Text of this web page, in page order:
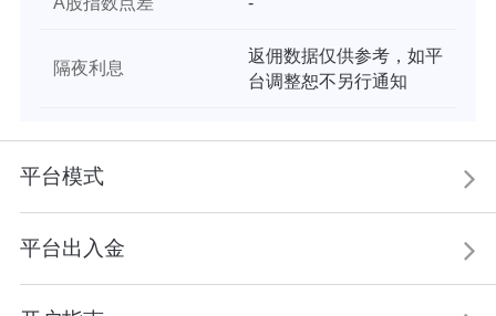
隔夜利息
返佣数据仅供参考，如平
台调整恕不另行通知
平台模式
平台出入金